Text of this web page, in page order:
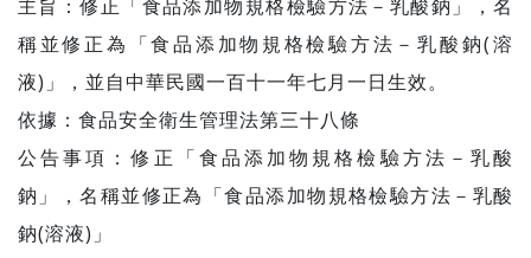
主旨：修正「食品添加物規格檢驗方法－乳酸鈉」，名
稱並修正為「食品添加物規格檢驗方法－乳酸鈉(溶
液)」，並自中華民國一百十一年七月一日生效。
依據：食品安全衛生管理法第三十八條
公告事項：修正「食品添加物規格檢驗方法－乳酸
鈉」，名稱並修正為「食品添加物規格檢驗方法－乳酸
鈉(溶液)」